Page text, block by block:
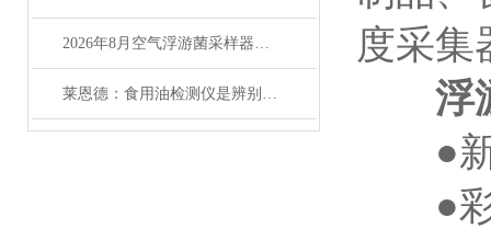
2026年8月空气浮游菌采样器测评：工业园区选购指南
莱恩德：食用油检测仪是辨别地沟油的重要仪器
度采集
浮
●新
●彩